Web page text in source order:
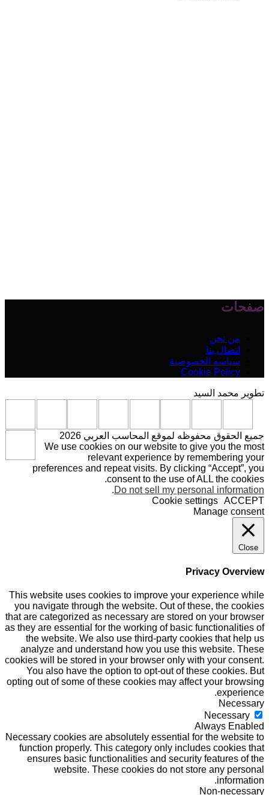
صفحات
من نحن
اتصال بنا
سياسه الخصوصية
Cookie Policy
تطوير محمد السيد
جميع الحقوق محفوظه لموقع المحاسب العربي 2026
We use cookies on our website to give you the most
relevant experience by remembering your
preferences and repeat visits. By clicking “Accept”, you
consent to the use of ALL the cookies.
Do not sell my personal information
.
Cookie settings ACCEPT
Manage consent
Close
Privacy Overview
This website uses cookies to improve your experience while
you navigate through the website. Out of these, the cookies
that are categorized as necessary are stored on your browser
as they are essential for the working of basic functionalities of
the website. We also use third-party cookies that help us
analyze and understand how you use this website. These
cookies will be stored in your browser only with your consent.
You also have the option to opt-out of these cookies. But
opting out of some of these cookies may affect your browsing
experience.
Necessary
Necessary
Always Enabled
Necessary cookies are absolutely essential for the website to
function properly. This category only includes cookies that
ensures basic functionalities and security features of the
website. These cookies do not store any personal
information.
Non-necessary